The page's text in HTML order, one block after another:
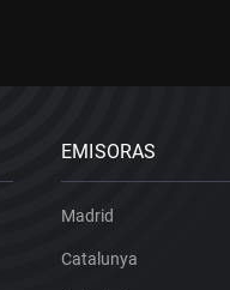
EMISORAS
Madrid
Catalunya